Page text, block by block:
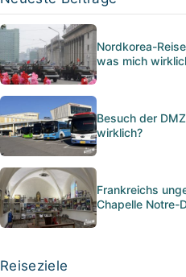
Nordkorea-
was mich
Besuch der
wirklich?
Frankreichs
Chapelle Notre-
Reiseziele